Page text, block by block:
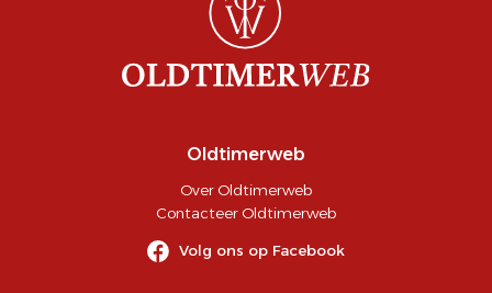
Oldtimerweb
Over Oldtimerweb
Contacteer Oldtimerweb
Volg ons op Facebook